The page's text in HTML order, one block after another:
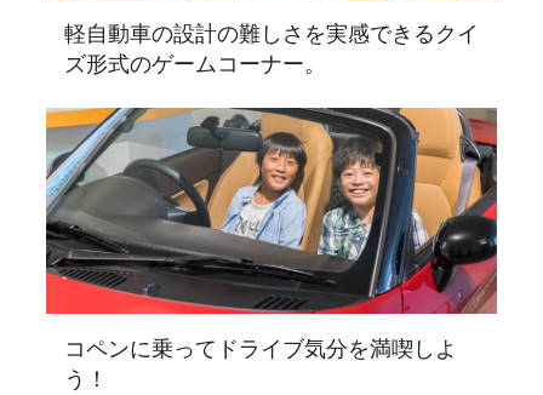
軽自動車の設計の難しさを実感できるクイ
ズ形式のゲームコーナー。
コペンに乗ってドライブ気分を満喫しよ
う！